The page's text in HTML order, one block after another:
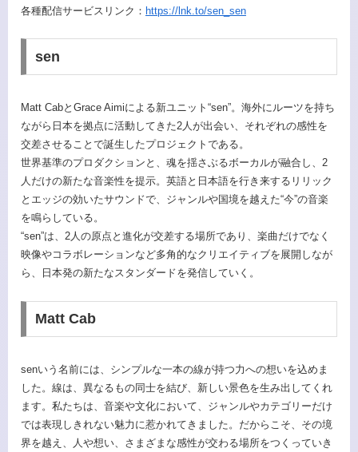
各種配信サービスリンク： https://lnk.to/sen_sen
sen
Matt CabとGrace Aimiによる新ユニット“sen”。海外にルーツを持ち
ながら日本を拠点に活動してきた2人が出会い、それぞれの感性を
交差させることで誕生したプロジェクトである。
世界基準のプロダクションと、魂を揺さぶるボーカルが融合し、2
人だけの新たな音楽性を提示。英語と日本語を行き来するリリック
とエッジの効いたサウンドで、ジャンルや国境を越えた“今”の音楽
を鳴らしている。
“sen”は、2人の原点と進化が交差する場所であり、楽曲だけでなく
映像やコラボレーションなど多角的なクリエイティブを展開しなが
ら、日本発の新たなスタンダードを発信していく。
Matt Cab
senいう名前には、シンプルな一本の線が持つ力への想いを込めま
した。線は、異なるもの同士を結び、新しい景色を生み出してくれ
ます。私たちは、音楽や文化において、ジャンルやカテゴリーだけ
では表現しきれない魅力に惹かれてきました。だからこそ、その境
界を越え、人や想い、さまざまな感性が交わる場所をつくっていき